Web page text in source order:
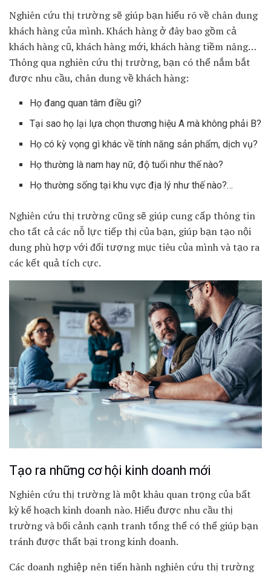
Nghiên cứu thị trường sẽ giúp bạn hiểu rõ về chân dung
khách hàng của mình. Khách hàng ở đây bao gồm cả
khách hàng cũ, khách hàng mới, khách hàng tiềm năng…
Thông qua nghiên cứu thị trường, bạn có thể nắm bắt
được nhu cầu, chân dung về khách hàng:
Họ đang quan tâm điều gì?
Tại sao họ lại lựa chọn thương hiệu A mà không phải B?
Họ có kỳ vọng gì khác về tính năng sản phẩm, dịch vụ?
Họ thường là nam hay nữ, độ tuổi như thế nào?
Họ thường sống tại khu vực địa lý như thế nào?…
Nghiên cứu thị trường cũng sẽ giúp cung cấp thông tin
cho tất cả các nỗ lực tiếp thị của bạn, giúp bạn tạo nội
dung phù hợp với đối tượng mục tiêu của mình và tạo ra
các kết quả tích cực.
Tạo ra những cơ hội kinh doanh mới
Nghiên cứu thị trường là một khâu quan trọng của bất
kỳ kế hoạch kinh doanh nào. Hiểu được nhu cầu thị
trường và bối cảnh cạnh tranh tổng thể có thể giúp bạn
tránh được thất bại trong kinh doanh.
Các doanh nghiệp nên tiến hành nghiên cứu thị trường